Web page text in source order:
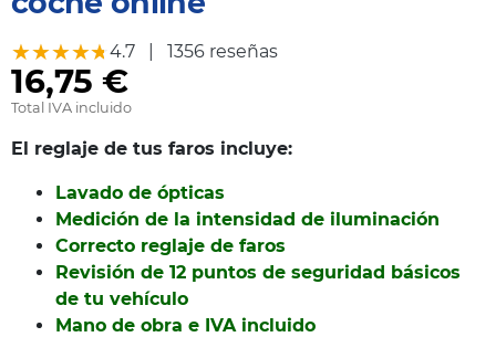
★★★★★
★★★★★4.7 |1356 reseñas
16,75 €
Total IVA incluido
El reglaje de tus faros incluye:
Lavado de ópticas
Medición de la intensidad de iluminación
Correcto reglaje de faros
Revisión de 12 puntos de seguridad básicos
de tu vehículo
Mano de obra e IVA incluido